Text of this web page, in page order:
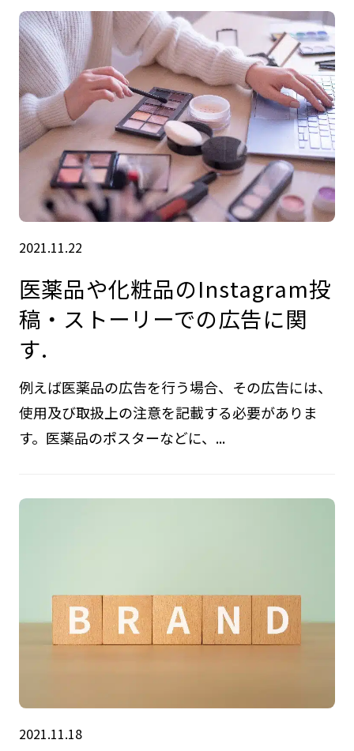
2021.11.22
医薬品や化粧品のInstagram投
稿・ストーリーでの広告に関
す.
例えば医薬品の広告を行う場合、その広告には、
使用及び取扱上の注意を記載する必要がありま
す。医薬品のポスターなどに、...
2021.11.18